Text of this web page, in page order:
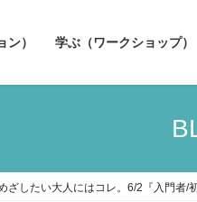
） 学ぶ（ワークショップ）
ざしたい大人にはコレ。6/2『入門者/